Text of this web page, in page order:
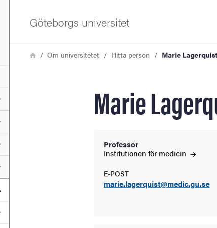
Undermeny för Studera
Undermeny för Forskning
Undermeny för Forskarutbildning
Undermeny för Samverkan och innovation
Undermeny för Om universitetet
Undermeny för Kontakt
Göteborgs universitet
LänkstigHemOm universitetet Hitta person Marie Lagerquist
Marie
Professor
Institutionen förmedicin
E-POST
marie.lagerquist@medic.gu.se